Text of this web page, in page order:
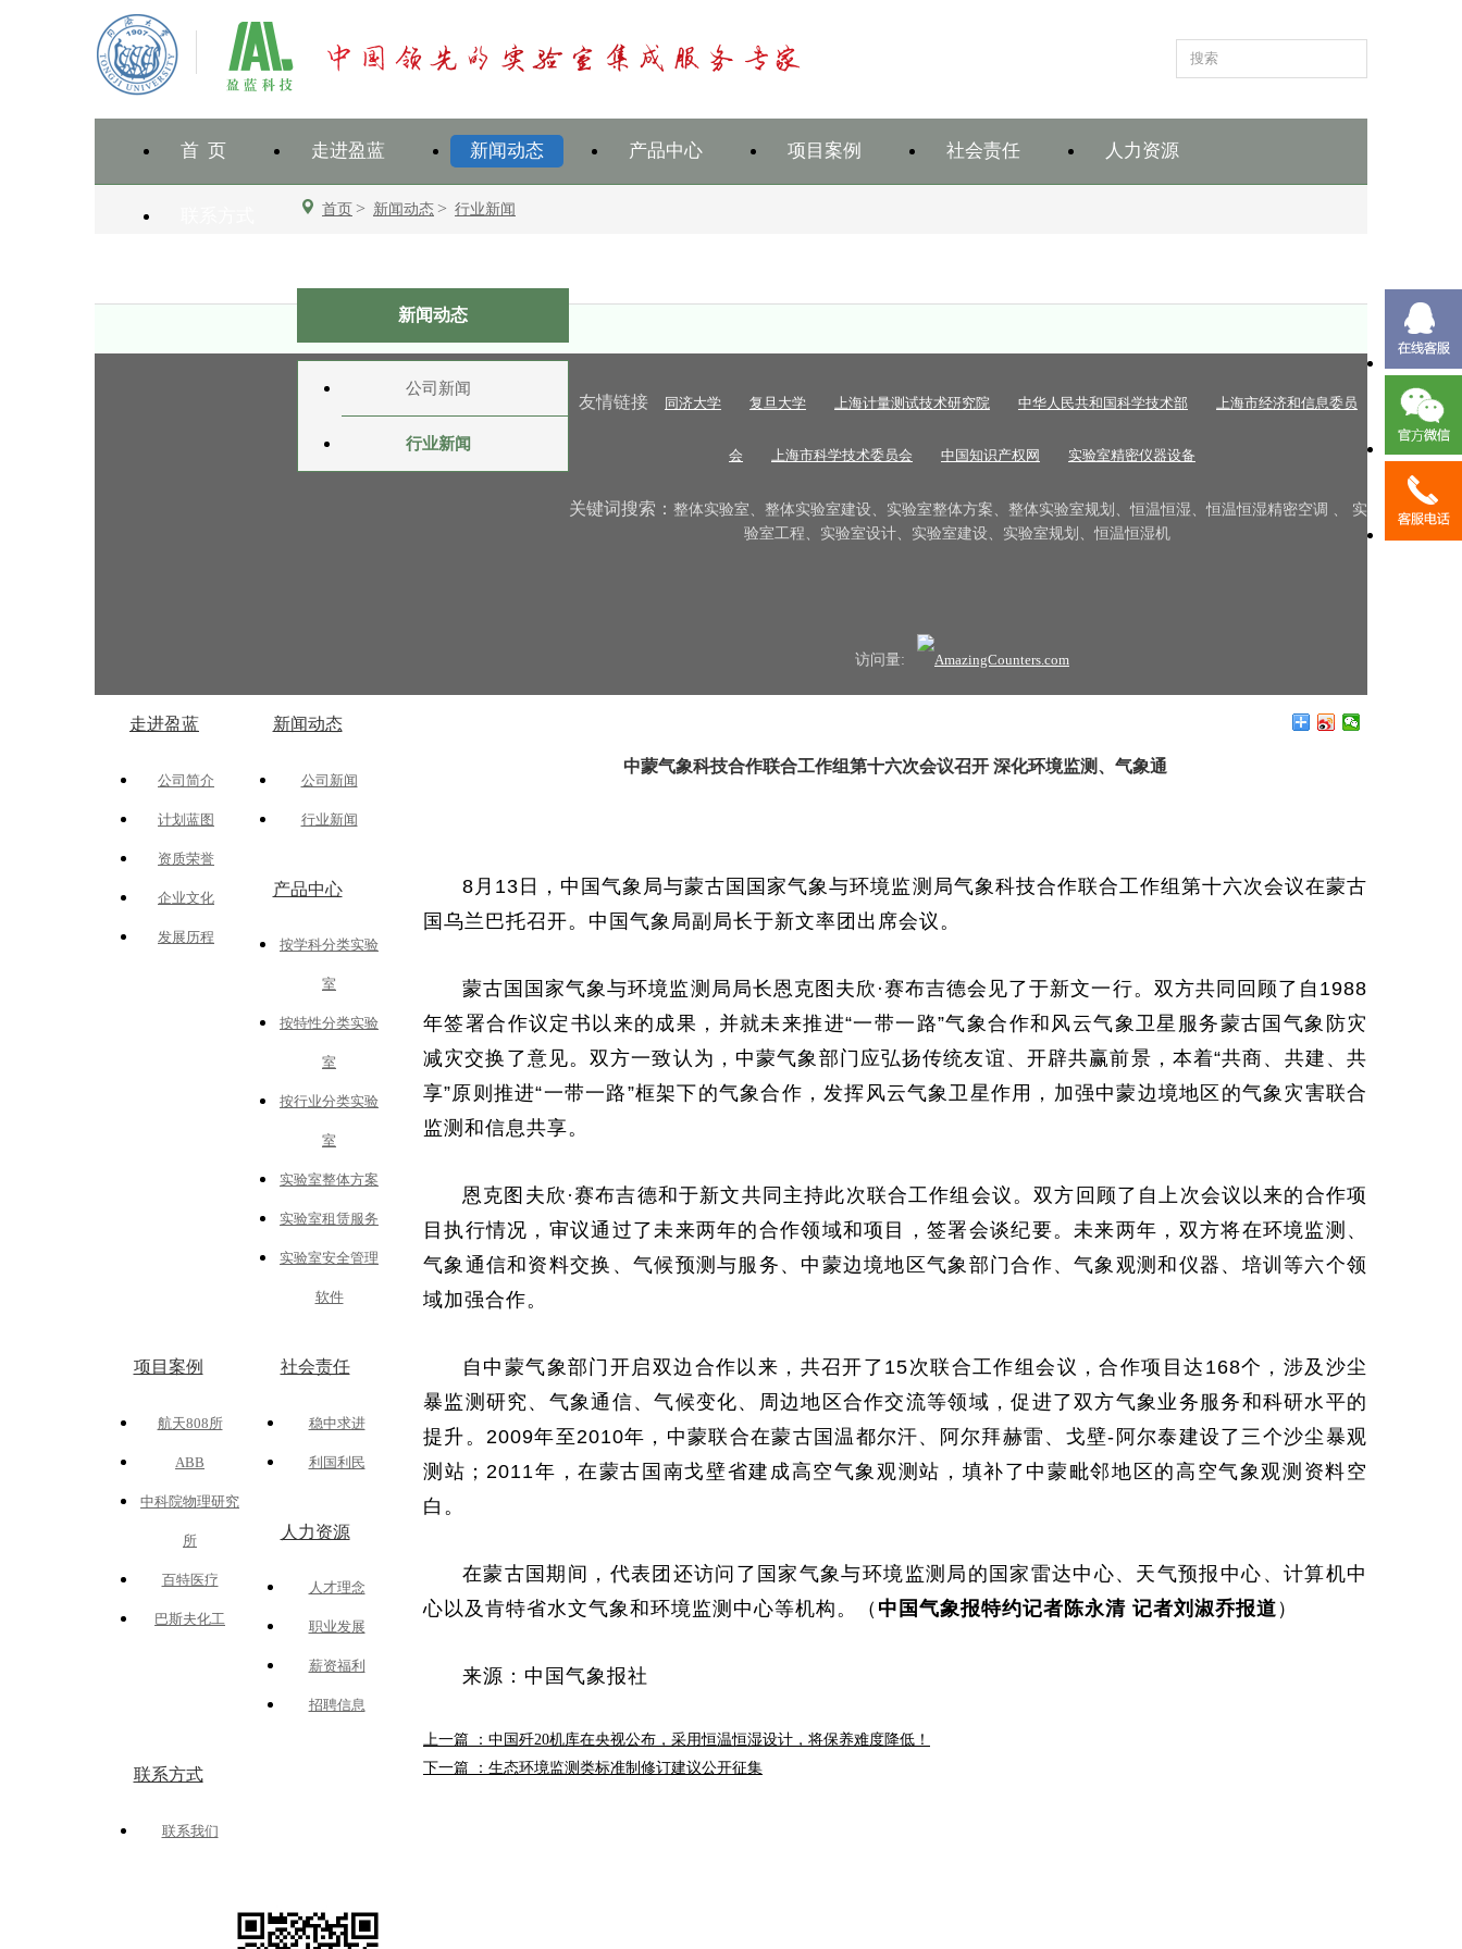
首 页 走进盈蓝 新闻动态 产品中心 项目案例 社会责任 人力资源
首页 > 新闻动态 > 行业新闻
新闻动态
公司新闻
行业新闻
中蒙气象科技合作联合工作组第十六次会议召开 深化环境监测、气象通
8月13日，中国气象局与蒙古国国家气象与环境监测局气象科技合作联合工作组第十六次会议在蒙古
国乌兰巴托召开。中国气象局副局长于新文率团出席会议。
蒙古国国家气象与环境监测局局长恩克图夫欣·赛布吉德会见了于新文一行。双方共同回顾了自1988
年签署合作议定书以来的成果，并就未来推进“一带一路”气象合作和风云气象卫星服务蒙古国气象防灾
减灾交换了意见。双方一致认为，中蒙气象部门应弘扬传统友谊、开辟共赢前景，本着“共商、共建、共
享”原则推进“一带一路”框架下的气象合作，发挥风云气象卫星作用，加强中蒙边境地区的气象灾害联合
监测和信息共享。
恩克图夫欣·赛布吉德和于新文共同主持此次联合工作组会议。双方回顾了自上次会议以来的合作项
目执行情况，审议通过了未来两年的合作领域和项目，签署会谈纪要。未来两年，双方将在环境监测、
气象通信和资料交换、气候预测与服务、中蒙边境地区气象部门合作、气象观测和仪器、培训等六个领
域加强合作。
自中蒙气象部门开启双边合作以来，共召开了15次联合工作组会议，合作项目达168个，涉及沙尘
暴监测研究、气象通信、气候变化、周边地区合作交流等领域，促进了双方气象业务服务和科研水平的
提升。2009年至2010年，中蒙联合在蒙古国温都尔汗、阿尔拜赫雷、戈壁-阿尔泰建设了三个沙尘暴观
测站；2011年，在蒙古国南戈壁省建成高空气象观测站，填补了中蒙毗邻地区的高空气象观测资料空
白。
在蒙古国期间，代表团还访问了国家气象与环境监测局的国家雷达中心、天气预报中心、计算机中
心以及肯特省水文气象和环境监测中心等机构。（ 中国气象报特约记者陈永清 记者刘淑乔报道 ）
来源：中国气象报社
上一篇 ：中国歼20机库在央视公布，采用恒温恒湿设计，将保养难度降低！
下一篇 ：生态环境监测类标准制修订建议公开征集
走进盈蓝
公司简介
计划蓝图
资质荣誉
企业文化
发展历程
新闻动态
公司新闻
行业新闻
产品中心
按学科分类实验
室
按特性分类实验
室
按行业分类实验
室
实验室整体方案
实验室租赁服务
实验室安全管理
软件
项目案例
航天808所
ABB
中科院物理研究
所
百特医疗
巴斯夫化工
社会责任
稳中求进
利国利民
人力资源
人才理念
职业发展
薪资福利
招聘信息
联系方式
联系我们
友情链接 同济大学 复旦大学 上海计量测试技术研究院 中华人民共和国科学技术部 上海市经济和信息委员
会 上海市科学技术委员会 中国知识产权网 实验室精密仪器设备
关键词搜索： 整体实验室、整体实验室建设、实验室整体方案、整体实验室规划、恒温恒湿、恒温恒湿精密空调 、 实
验室工程、实验室设计、实验室建设、实验室规划、恒温恒湿机
访问量: